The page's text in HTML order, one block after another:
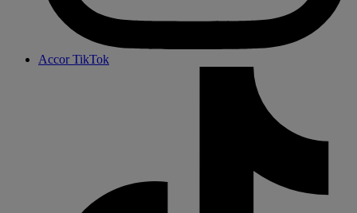
Accor TikTok